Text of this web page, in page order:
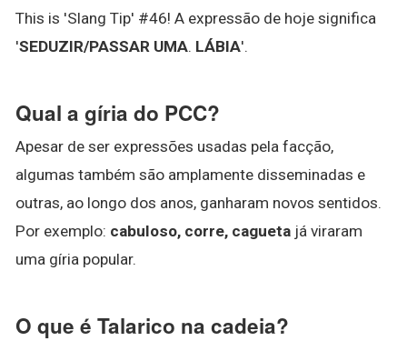
This is 'Slang Tip' #46! A expressão de hoje significa
'SEDUZIR/PASSAR UMA. LÁBIA'.
Qual a gíria do PCC?
Apesar de ser expressões usadas pela facção,
algumas também são amplamente disseminadas e
outras, ao longo dos anos, ganharam novos sentidos.
Por exemplo: cabuloso, corre, cagueta já viraram
uma gíria popular.
O que é Talarico na cadeia?